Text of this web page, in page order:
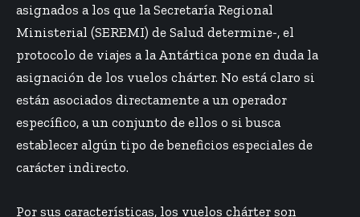
asignados a los que la Secretaría Regional
Ministerial (SEREMI) de Salud determine-, el
protocolo de viajes a la Antártica pone en duda la
asignación de los vuelos chárter. No está claro si
están asociados directamente a un operador
específico, a un conjunto de ellos o si busca
establecer algún tipo de beneficios especiales de
carácter indirecto.
Por sus características, los vuelos chárter son